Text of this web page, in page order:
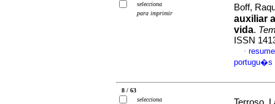
selecciona
para imprimir
Boff,
auxiliar
vida.
ISSN
·
portugu�s
8 / 63
selecciona